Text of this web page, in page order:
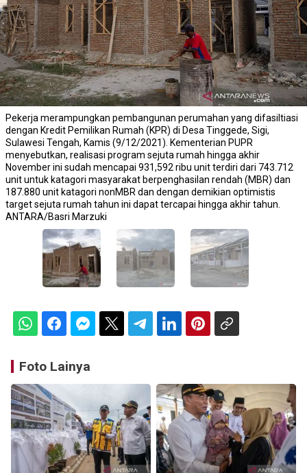
Pekerja merampungkan pembangunan perumahan yang difasiltiasi
dengan Kredit Pemilikan Rumah (KPR) di Desa Tinggede, Sigi,
Sulawesi Tengah, Kamis (9/12/2021). Kementerian PUPR
menyebutkan, realisasi program sejuta rumah hingga akhir
November ini sudah mencapai 931,592 ribu unit terdiri dari 743.712
unit untuk katagori masyarakat berpenghasilan rendah (MBR) dan
187.880 unit katagori nonMBR dan dengan demikian optimistis
target sejuta rumah tahun ini dapat tercapai hingga akhir tahun.
ANTARA/Basri Marzuki
Foto Lainya